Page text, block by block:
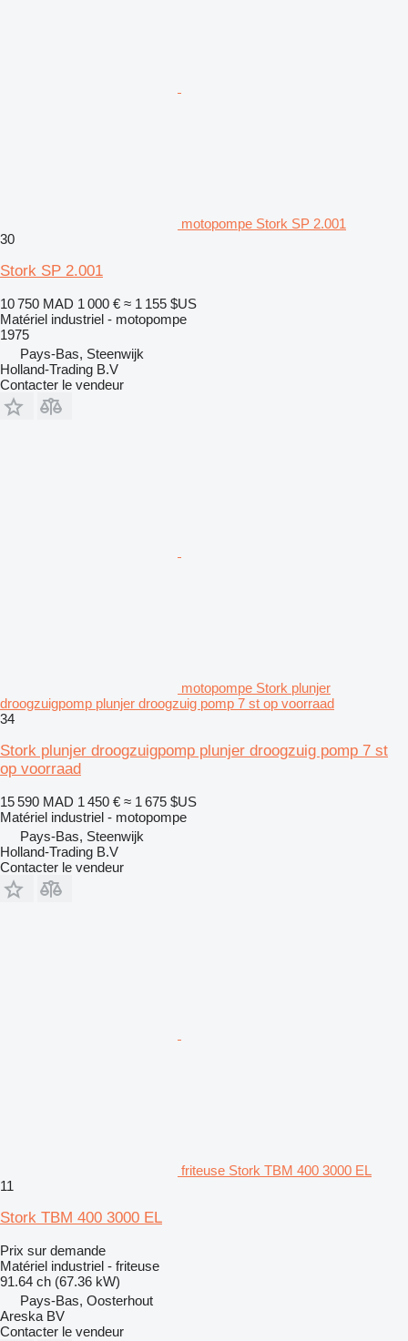
motopompe Stork SP 2.001
30
Stork SP 2.001
10 750 MAD 1 000 € ≈ 1 155 $US
Matériel industriel - motopompe
1975
Pays-Bas, Steenwijk
Holland-Trading B.V
Contacter le vendeur
motopompe Stork plunjer
droogzuigpomp plunjer droogzuig pomp 7 st op voorraad
34
Stork plunjer droogzuigpomp plunjer droogzuig pomp 7 st
op voorraad
15 590 MAD 1 450 € ≈ 1 675 $US
Matériel industriel - motopompe
Pays-Bas, Steenwijk
Holland-Trading B.V
Contacter le vendeur
friteuse Stork TBM 400 3000 EL
11
Stork TBM 400 3000 EL
Prix sur demande
Matériel industriel - friteuse
91.64 ch (67.36 kW)
Pays-Bas, Oosterhout
Areska BV
Contacter le vendeur